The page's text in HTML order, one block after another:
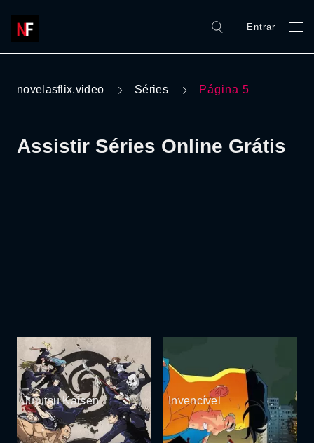
Entrar
novelasflix.video Séries Página 5
Assistir Séries Online Grátis
Jujutsu Kaisen Invencível